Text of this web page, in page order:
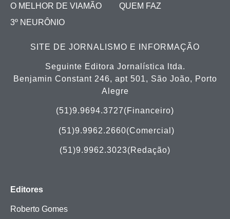
O MELHOR DE VIAMÃO
3º NEURÔNIO
QUEM FAZ
SITE DE JORNALISMO E INFORMAÇÃO
Seguinte Editora Jornalística ltda.
Benjamin Constant 246, apt 501, São João, Porto
Alegre
(51)9.9694.3727(Financeiro)
(51)9.9962.2660(Comercial)
(51)9.9962.3023(Redação)
Editores
Roberto Gomes